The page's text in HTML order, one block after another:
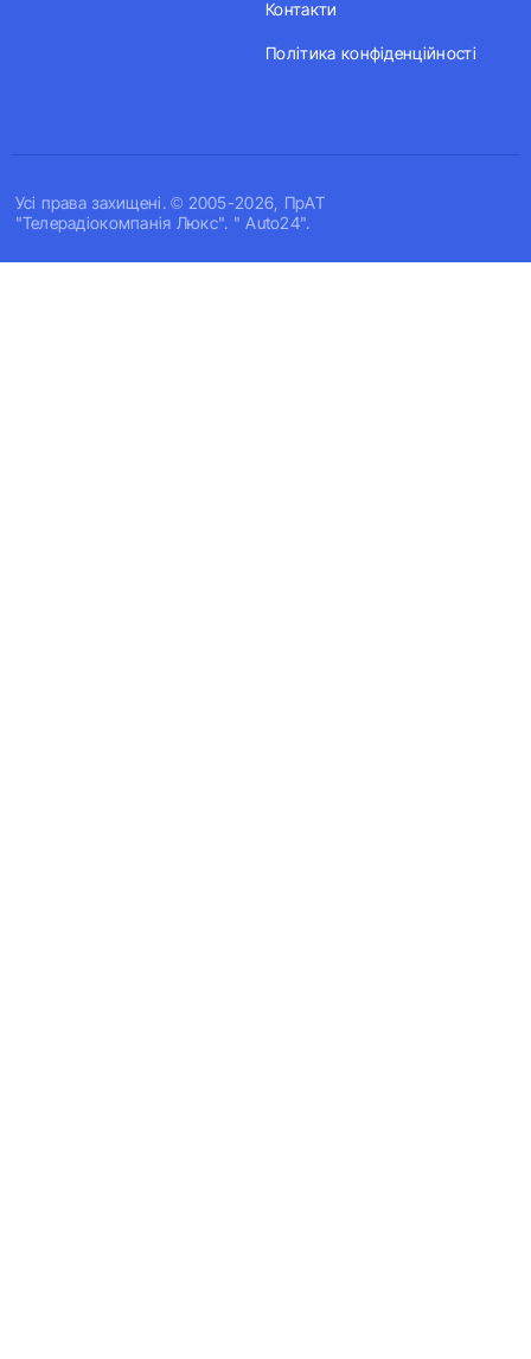
Усi права захищенi. © 2005-2026, ПрАТ
"Телерадіокомпанія Люкс". " Auto24".
Контакти
Політика конфіденційності